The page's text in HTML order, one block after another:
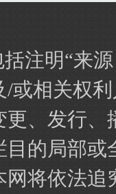
注明“来
或相关权
、发行
的局部
将依法追